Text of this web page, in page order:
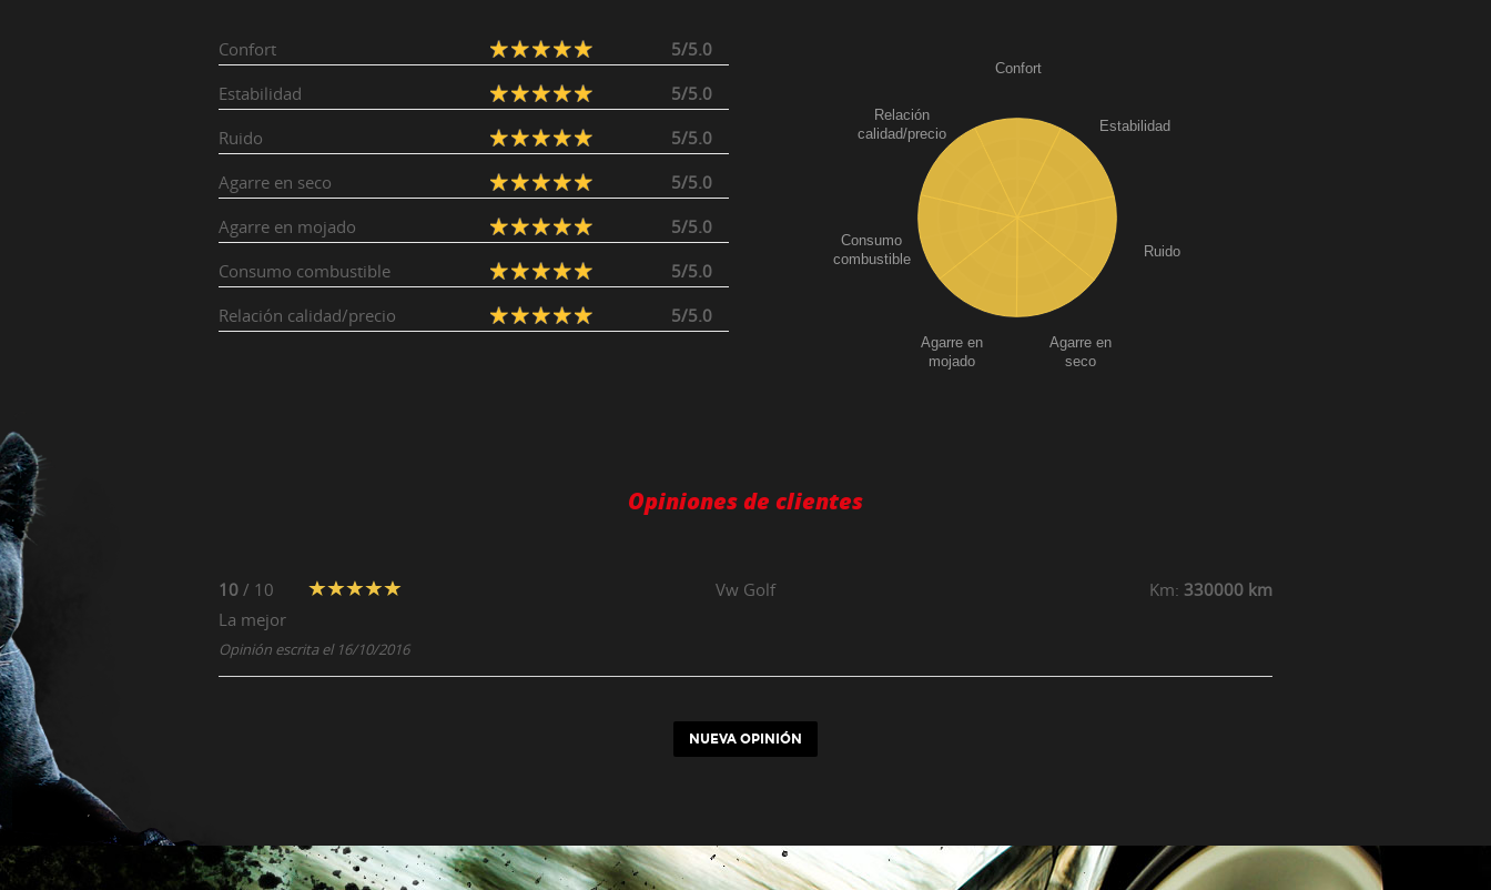
Confort
5/5.0
Estabilidad
5/5.0
Ruido
5/5.0
Agarre en seco
5/5.0
Agarre en mojado
5/5.0
Consumo combustible
5/5.0
Relación calidad/precio
5/5.0
Confort
Estabilidad
Ruido
Agarre en
seco
Agarre en
mojado
Consumo
combustible
Relación
calidad/precio
Opiniones de clientes
10 / 10 VwGolf Km: 330000 km
La mejor
Opinión escrita el 16/10/2016
NUEVA OPINIÓN